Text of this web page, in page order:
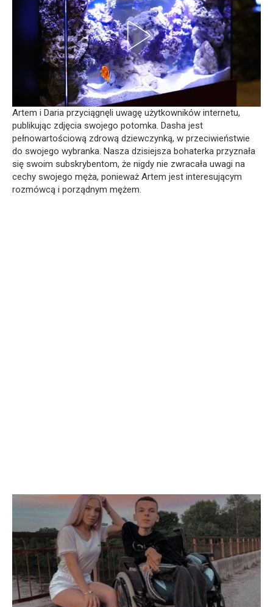
Artem i Daria przyciągnęli uwagę użytkowników internetu,
publikując zdjęcia swojego potomka. Dasha jest
pełnowartościową zdrową dziewczynką, w przeciwieństwie
do swojego wybranka. Nasza dzisiejsza bohaterka przyznała
się swoim subskrybentom, że nigdy nie zwracała uwagi na
cechy swojego męża, ponieważ Artem jest interesującym
rozmówcą i porządnym mężem.